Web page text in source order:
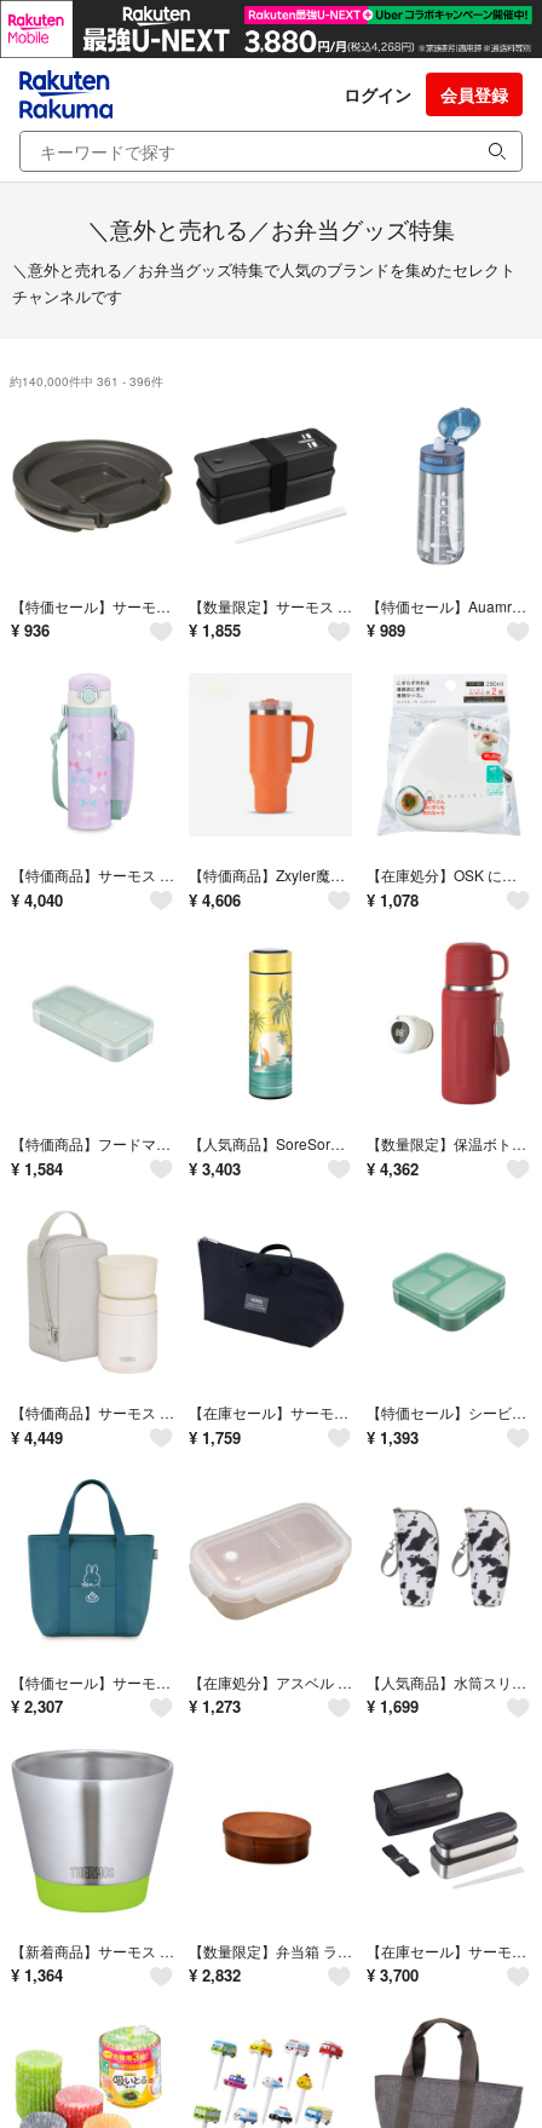
ログイン 会員登録
＼意外と売れる／お弁当グッズ特集
＼意外と売れる／お弁当グッズ特集で人気のブランドを集めたセレクト
チャンネルです
約140,000件中 361 - 396件
【特価セール】サーモス 真空断熱マグカップ用フタ 350ml用 ダークグレー J
¥ 936
【数量限定】サーモス 弁当箱 2段 フレッシュランチボックス ハシ付き 980m
¥ 1,855
【特価セール】Auamrns 500ml ステンレス水筒 真空断熱保温保冷 直飲
¥ 989
【特価商品】サーモス 水筒 真空断熱キッズケータイマグ 500ml パステルパー
¥ 4,040
【特価商品】Zxyler魔法瓶カップ 大容量 1000ml ステンレスボトル ス
¥ 4,606
【在庫処分】OSK にぎらずに作れる おにぎりケース 抗菌 弁当箱 290ml
¥ 1,078
【特価商品】フードマン 弁当箱 立てて運べる 薄型弁当箱 400ml ライトグ
¥ 1,584
【人気商品】SoreSore 水筒 500ml レディース 保温保冷 8時間 ア
¥ 3,403
【数量限定】保温ボトル マグボトル 魔法瓶 保温カップ 水筒 真空断熱構造 保温
¥ 4,362
【特価商品】サーモス 真空断熱スープランチセット 300ml グレージュ スープ
¥ 4,449
【在庫セール】サーモス 保冷ランチケース 2.0L ブラック RFH-002 B
¥ 1,759
【特価セール】シービージャパン(CB JAPAN) フードマン 弁当箱 立てて運
¥ 1,393
【特価セール】サーモス 保冷ランチバッグ 7L ミッフィー ブルーグレー RFF
¥ 2,307
【在庫処分】アスベル 弁当箱 パッキン一体型 ランタス WTL-500 500m
¥ 1,273
【人気商品】水筒スリーブ 携帯カップ保温カバー | 保温ボトルキャリアスリーブ
¥ 1,699
【新着商品】サーモス 真空断熱カップ 300ml アボカド JDD-301 AV
¥ 1,364
【数量限定】弁当箱 ランチボックス 抗菌塗り 曲げわっぱ 一段 日本製 大 ライ
¥ 2,832
【在庫セール】サーモス 弁当箱 ステンレス フレッシュランチボックス 1100m
¥ 3,700